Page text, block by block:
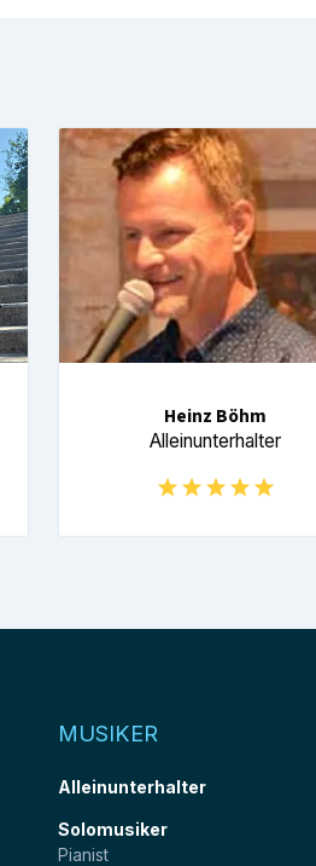
Heinz Böhm
Alleinunterhalter
MUSIKER
Alleinunterhalter
Solomusiker
Pianist